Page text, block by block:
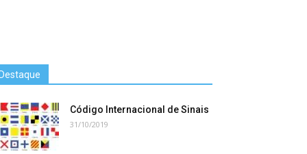
Código Internacional de Sinais
31/10/2019